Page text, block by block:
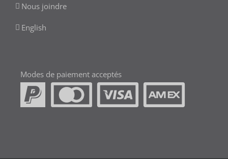
Nous joindre
English
Modes de paiement acceptés